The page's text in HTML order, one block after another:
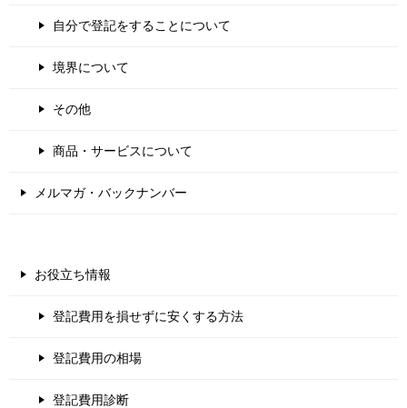
自分で登記をすることについて
境界について
その他
商品・サービスについて
メルマガ・バックナンバー
お役立ち情報
登記費用を損せずに安くする方法
登記費用の相場
登記費用診断